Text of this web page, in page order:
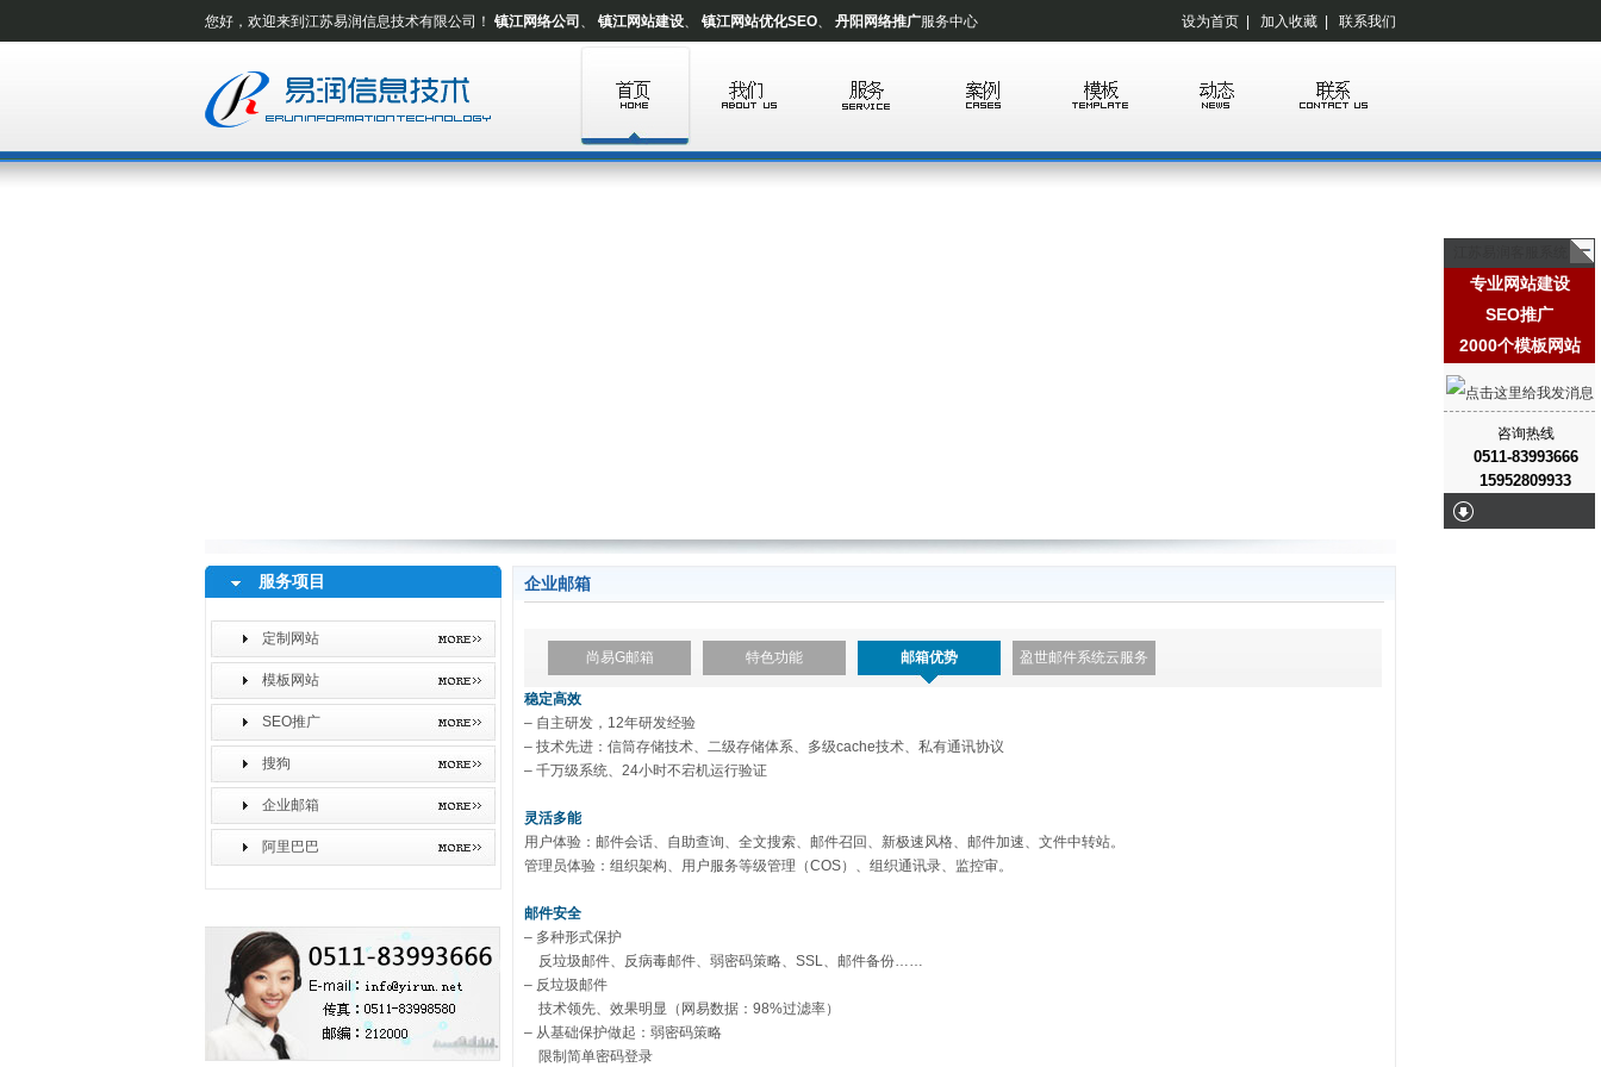
您好，欢迎来到江苏易润信息技术有限公司！ 镇江网络公司 、 镇江网站建设、 镇江网站优化SEO、 丹阳网络推广服务中心 设为首页 加入收藏 联系我们
服务项目
定制网站
模板网站
SEO推广
搜狗
企业邮箱
阿里巴巴
企业邮箱
尚易G邮箱 特色功能 邮箱优势 盈世邮件系统云服务
稳定高效
– 自主研发，12年研发经验
– 技术先进：信筒存储技术、二级存储体系、多级cache技术、私有通讯协议
– 千万级系统、24小时不宕机运行验证
灵活多能
用户体验：邮件会话、自助查询、全文搜索、邮件召回、新极速风格、邮件加速、文件中转站。
管理员体验：组织架构、用户服务等级管理（COS）、组织通讯录、监控审。
邮件安全
– 多种形式保护
反垃圾邮件、反病毒邮件、弱密码策略、SSL、邮件备份……
– 反垃圾邮件
技术领先、效果明显（网易数据：98%过滤率）
– 从基础保护做起：弱密码策略
限制简单密码登录
专业网站建设
SEO推广
2000个模板网站
咨询热线
0511-83993666
15952809933